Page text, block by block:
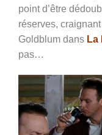
point d’être
réserves,
Goldblum dans La
pas…